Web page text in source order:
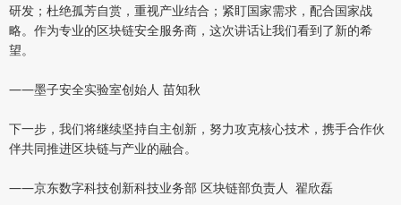
研发；杜绝孤芳自赏，重视产业结合；紧盯国家需求，配合国家战
略。作为专业的区块链安全服务商，这次讲话让我们看到了新的希
望。
——墨子安全实验室创始人 苗知秋
下一步，我们将继续坚持自主创新，努力攻克核心技术，携手合作伙
伴共同推进区块链与产业的融合。
——京东数字科技创新科技业务部 区块链部负责人 翟欣磊